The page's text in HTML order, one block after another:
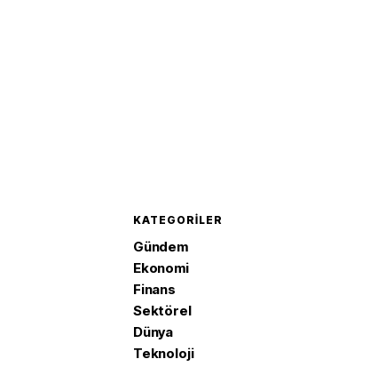
KATEGORILER
Gündem
Ekonomi
Finans
Sektörel
Dünya
Teknoloji